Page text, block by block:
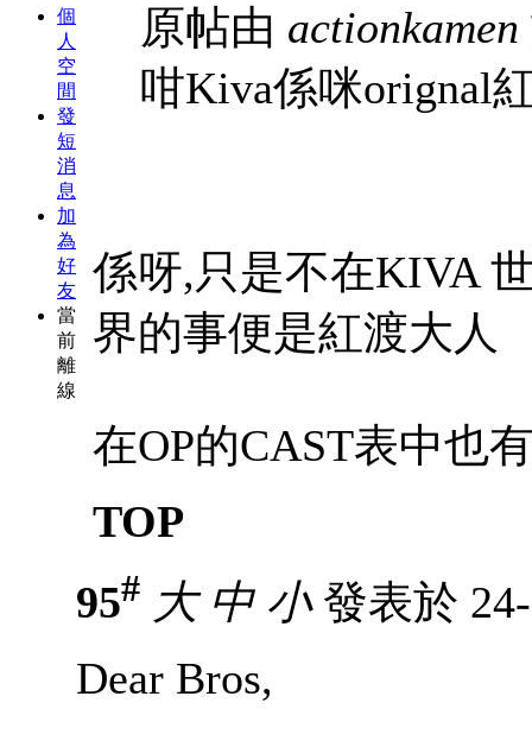
個
人
空
間
發
短
消
息
加
為
好
友
當
前
離
線
原帖由 actionkamen
咁Kiva係咪orignal
係呀,只是不在KIVA
界的事便是紅渡大人
在OP的CAST表中也
TOP
95# 大 中 小發表於
Dear Bros,